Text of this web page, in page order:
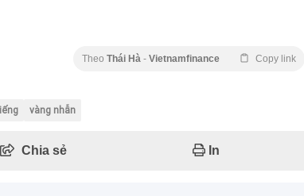
Theo Thái Hà - Vietnamfinance Copy link
vàng nhẫn
Chia sẻ In